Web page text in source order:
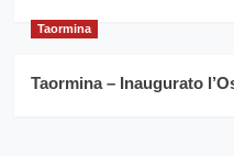
Taormina
Taormina – Inaugurato